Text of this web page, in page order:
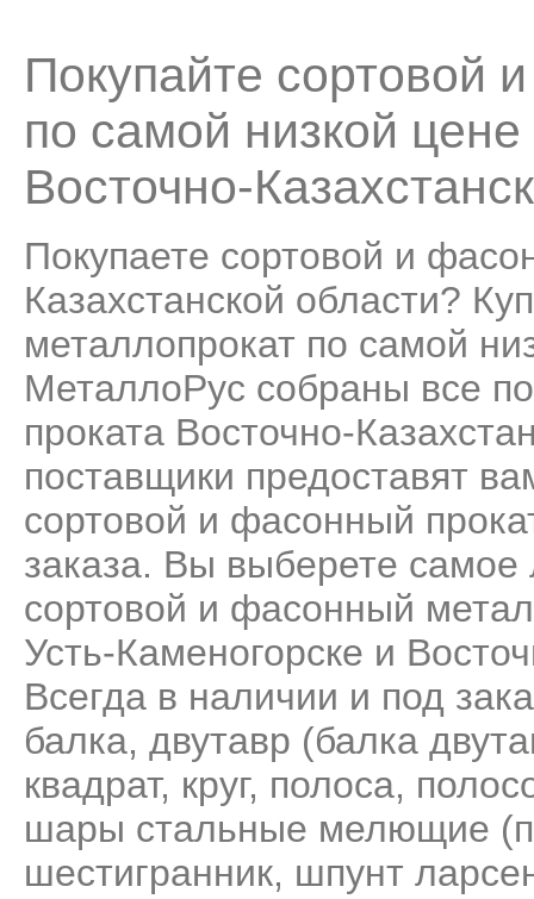
Покупайте сортовой
по самой низкой
Восточно-
Покупаете сортовой и
Казахстанской области?
металлопрокат по самой
МеталлоРус собраны все
проката Восточно-
поставщики предоставят
сортовой и фасонный
заказа. Вы выберете
сортовой и фасонный
Усть-Каменогорске и
Всегда в наличии и под
балка, двутавр (балка
квадрат, круг, полоса,
шары стальные мелющие
шестигранник, шпунт